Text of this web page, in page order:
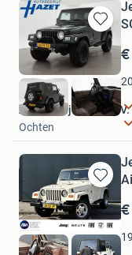
Bewaren
in
Mijn
Autobedrijf Hazet B.V.
Ochten
Bewaren
in
Mijn